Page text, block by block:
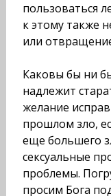
пользоваться
к этому также
или
Каковы бы ни
надлежит
желание
прошлом зло,
еще большего
сексуальные
проблемы.
просим Бога